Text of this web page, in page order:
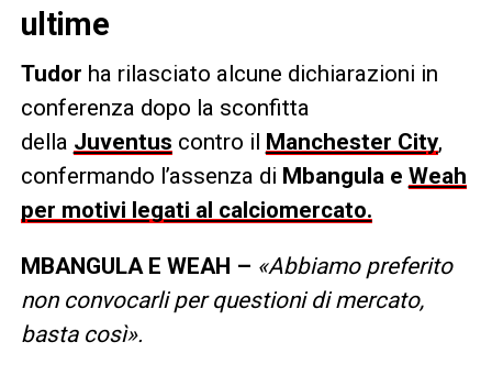
ultime
Tudor ha rilasciato alcune dichiarazioni in
conferenza dopo la sconfitta
della Juventus contro il Manchester City,
confermando l’assenza di Mbangula e Weah
per motivi legati al calciomercato.
MBANGULA E WEAH – «Abbiamo preferito
non convocarli per questioni di mercato,
basta così».